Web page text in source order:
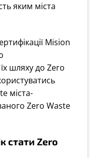
яким міста
Mision
шляху до Zero
міста-
Zero Waste
стати Zero